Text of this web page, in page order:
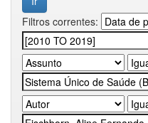
Filtros correntes: